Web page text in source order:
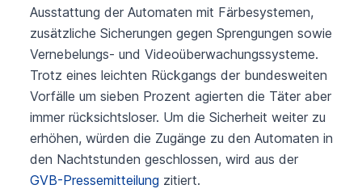
Ausstattung der Automaten mit Färbesystemen,
zusätzliche Sicherungen gegen Sprengungen sowie
Vernebelungs- und Videoüberwachungssysteme.
Trotz eines leichten Rückgangs der bundesweiten
Vorfälle um sieben Prozent agierten die Täter aber
immer rücksichtsloser. Um die Sicherheit weiter zu
erhöhen, würden die Zugänge zu den Automaten in
den Nachtstunden geschlossen, wird aus der
GVB-Pressemitteilung zitiert.